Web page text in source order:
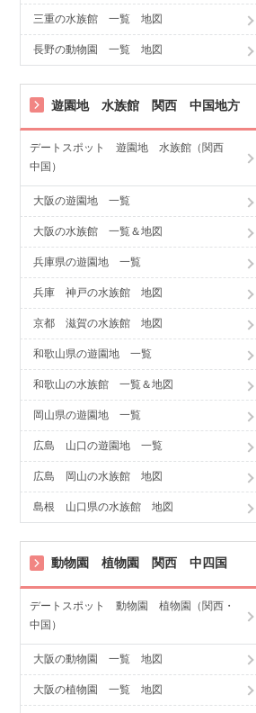
三重の水族館 一覧 地図
長野の動物園 一覧 地図
遊園地 水族館 関西 中国地方
デートスポット 遊園地 水族館（関西
中国）
大阪の遊園地 一覧
大阪の水族館 一覧＆地図
兵庫県の遊園地 一覧
兵庫 神戸の水族館 地図
京都 滋賀の水族館 地図
和歌山県の遊園地 一覧
和歌山の水族館 一覧＆地図
岡山県の遊園地 一覧
広島 山口の遊園地 一覧
広島 岡山の水族館 地図
島根 山口県の水族館 地図
動物園 植物園 関西 中四国
デートスポット 動物園 植物園（関西・
中国）
大阪の動物園 一覧 地図
大阪の植物園 一覧 地図